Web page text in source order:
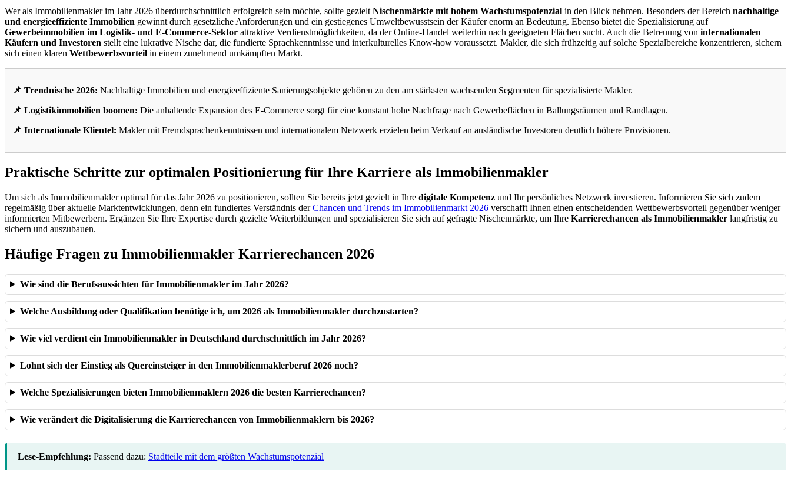
Wer als Immobilienmakler im Jahr 2026 überdurchschnittlich erfolgreich sein möchte, sollte gezielt Nischenmärkte mit hohem Wachstumspotenzial in den Blick nehmen. Besonders der Bereich nachhaltige
und energieeffiziente Immobilien gewinnt durch gesetzliche Anforderungen und ein gestiegenes Umweltbewusstsein der Käufer enorm an Bedeutung. Ebenso bietet die Spezialisierung auf
Gewerbeimmobilien im Logistik- und E-Commerce-Sektor attraktive Verdienstmöglichkeiten, da der Online-Handel weiterhin nach geeigneten Flächen sucht. Auch die Betreuung von internationalen
Käufern und Investoren stellt eine lukrative Nische dar, die fundierte Sprachkenntnisse und interkulturelles Know-how voraussetzt. Makler, die sich frühzeitig auf solche Spezialbereiche konzentrieren, sichern
sich einen klaren Wettbewerbsvorteil in einem zunehmend umkämpften Markt.
📌 Trendnische 2026: Nachhaltige Immobilien und energieeffiziente Sanierungsobjekte gehören zu den am stärksten wachsenden Segmenten für spezialisierte Makler.
📌 Logistikimmobilien boomen: Die anhaltende Expansion des E-Commerce sorgt für eine konstant hohe Nachfrage nach Gewerbeflächen in Ballungsräumen und Randlagen.
📌 Internationale Klientel: Makler mit Fremdsprachenkenntnissen und internationalem Netzwerk erzielen beim Verkauf an ausländische Investoren deutlich höhere Provisionen.
Praktische Schritte zur optimalen Positionierung für Ihre Karriere als Immobilienmakler
Um sich als Immobilienmakler optimal für das Jahr 2026 zu positionieren, sollten Sie bereits jetzt gezielt in Ihre digitale Kompetenz und Ihr persönliches Netzwerk investieren. Informieren Sie sich zudem
regelmäßig über aktuelle Marktentwicklungen, denn ein fundiertes Verständnis derChancen und Trends im Immobilienmarkt 2026 verschafft Ihnen einen entscheidenden Wettbewerbsvorteil gegenüber weniger
informierten Mitbewerbern. Ergänzen Sie Ihre Expertise durch gezielte Weiterbildungen und spezialisieren Sie sich auf gefragte Nischenmärkte, um Ihre Karrierechancen als Immobilienmakler langfristig zu
sichern und auszubauen.
Häufige Fragen zu Immobilienmakler Karrierechancen 2026
Wie sind die Berufsaussichten für Immobilienmakler im Jahr 2026?
Welche Ausbildung oder Qualifikation benötige ich, um 2026 als Immobilienmakler durchzustarten?
Wie viel verdient ein Immobilienmakler in Deutschland durchschnittlich im Jahr 2026?
Lohnt sich der Einstieg als Quereinsteiger in den Immobilienmaklerberuf 2026 noch?
Welche Spezialisierungen bieten Immobilienmaklern 2026 die besten Karrierechancen?
Wie verändert die Digitalisierung die Karrierechancen von Immobilienmaklern bis 2026?
Lese-Empfehlung: Passend dazu: Stadtteile mit dem größten Wachstumspotenzial